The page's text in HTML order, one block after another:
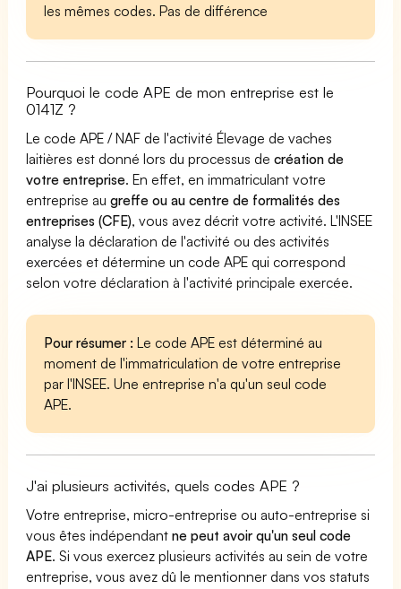
les mêmes codes. Pas de différence
Pourquoi le code APE de mon entreprise est le
0141Z ?
Le code APE / NAF de l'activité Élevage de vaches
laitières est donné lors du processus decréation de
votre entreprise. En effet, en immatriculant votre
entreprise augreffe ou au centre de formalités des
entreprises (CFE), vous avez décrit votre activité. L'INSEE
analyse la déclaration de l'activité ou des activités
exercées et détermine un code APE qui correspond
selon votre déclaration à l'activité principale exercée.
Pour résumer : Le code APE est déterminé au
moment de l'immatriculation de votre entreprise
par l'INSEE. Une entreprise n'a qu'un seul code
APE.
J'ai plusieurs activités, quels codes APE ?
Votre entreprise, micro-entreprise ou auto-entreprise si
vous êtes indépendantne peut avoir qu'un seul code
APE. Si vous exercez plusieurs activités au sein de votre
entreprise, vous avez dû le mentionner dans vos statuts